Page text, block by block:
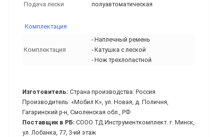
Подача лески
полуавтоматическая
Комплектация
Комплектация
- Наплечный ремень
- Катушка с леской
- Нож трехлопастной
Изготовитель: Страна производства: Россия
Производитель: «Мобил К», ул. Новая, д. Поличня,
Гагаринский р-н, Смоленская обл., РФ
Поставщик в РБ: СООО ТД Инструменткомплект. г. Минск,
ул. Лобанка, 77, 3-ий этаж